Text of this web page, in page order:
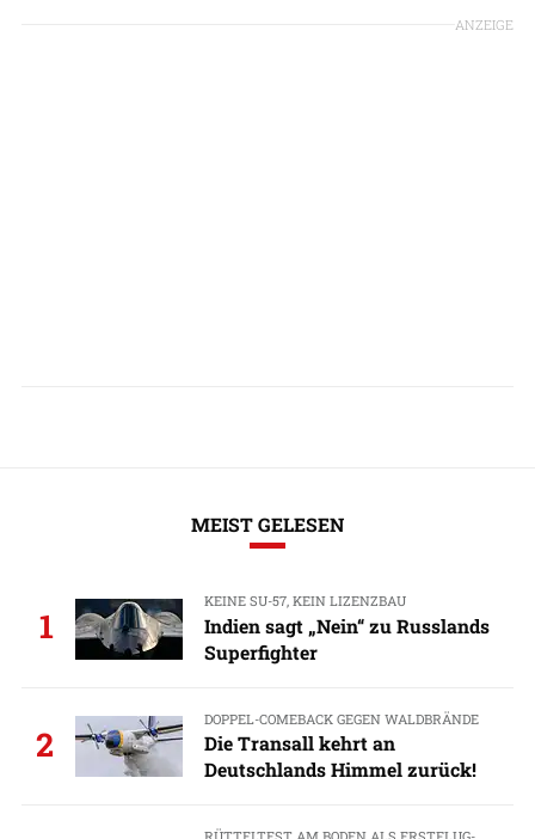
ANZEIGE
MEIST GELESEN
1
KEINE SU-57, KEIN LIZENZBAU
Indien sagt „Nein“ zu Russlands
Superfighter
2
DOPPEL-COMEBACK GEGEN WALDBRÄNDE
Die Transall kehrt an
Deutschlands Himmel zurück!